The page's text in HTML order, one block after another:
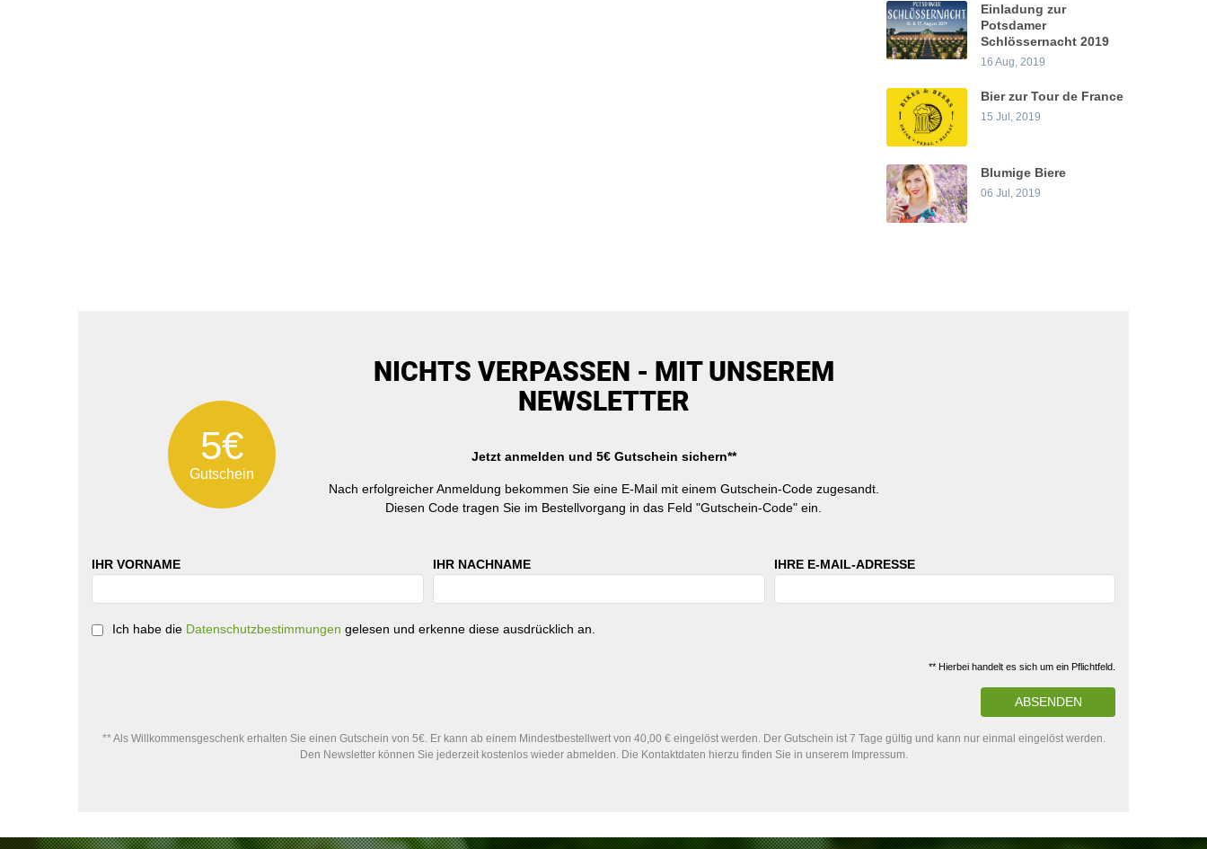
Einladung zur
Potsdamer
Schlössernacht 2019
16 Aug, 2019
Bier zur Tour de France
15 Jul, 2019
Blumige Biere
06 Jul, 2019
5€
Gutschein
NICHTS VERPASSEN - MIT UNSEREM
NEWSLETTER
Jetzt anmelden und 5€ Gutschein sichern**
Nach erfolgreicher Anmeldung bekommen Sie eine E-Mail mit einem Gutschein-Code zugesandt.
Diesen Code tragen Sie im Bestellvorgang in das Feld "Gutschein-Code" ein.
IHR VORNAME IHR NACHNAME IHRE E-MAIL-ADRESSE
Ich habe die Datenschutzbestimmungen gelesen und erkenne diese ausdrücklich an.
** Hierbei handelt es sich um ein Pflichtfeld.
ABSENDEN
** Als Willkommensgeschenk erhalten Sie einen Gutschein von 5€. Er kann ab einem Mindestbestellwert von 40,00 € eingelöst werden. Der Gutschein ist 7 Tage gültig und kann nur einmal eingelöst werden.
Den Newsletter können Sie jederzeit kostenlos wieder abmelden. Die Kontaktdaten hierzu finden Sie in unserem Impressum.